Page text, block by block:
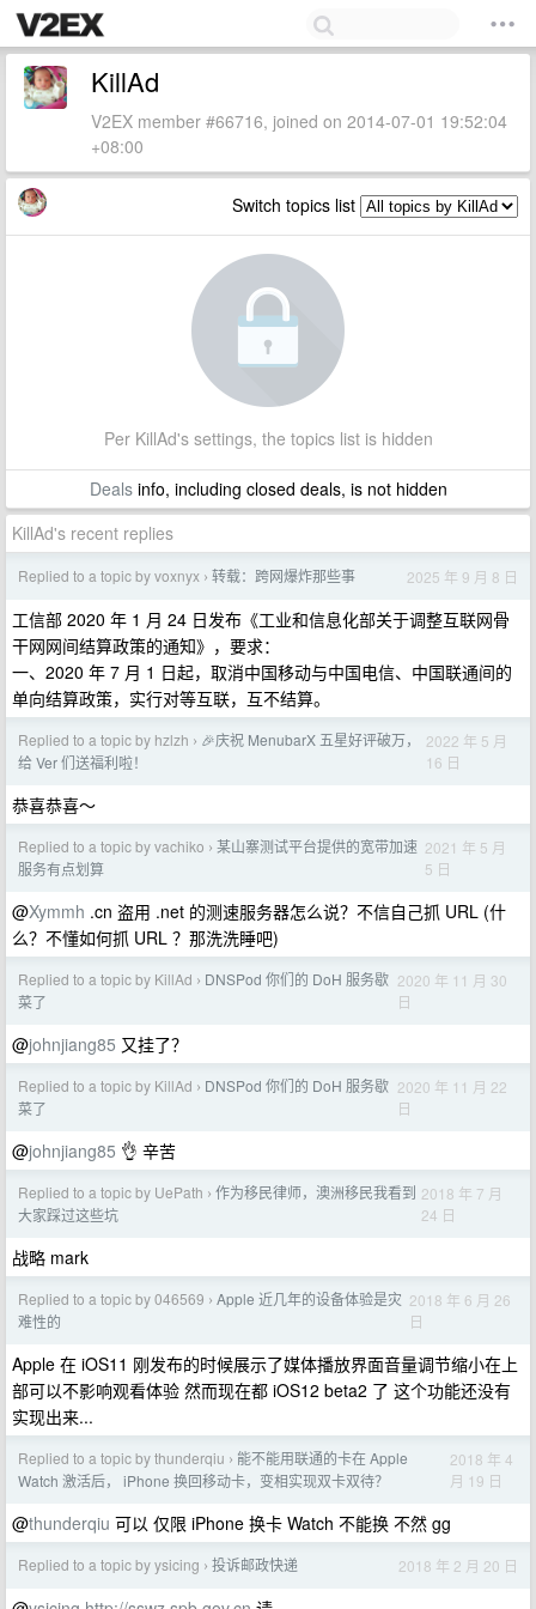
KillAd
V2EX member #66716, joined on 2014-07-01 19:52:04
+08:00
Switch topics list
Per KillAd's settings, the topics list is hidden
Dealsinfo, including closed deals, is not hidden
KillAd's recent replies
Replied to a topic by voxnyx › 转载：跨网爆炸那些事 2025 年 9 月 8 日
工信部 2020 年 1 月 24 日发布《工业和信息化部关于调整互联网骨
干网网间结算政策的通知》，要求：
一、2020 年 7 月 1 日起，取消中国移动与中国电信、中国联通间的
单向结算政策，实行对等互联，互不结算。
Replied to a topic by hzlzh › 🎉庆祝 MenubarX 五星好评破万，
给 Ver 们送福利啦！
2022 年 5 月
16 日
恭喜恭喜～
Replied to a topic by vachiko › 某山寨测试平台提供的宽带加速
服务有点划算
2021 年 5 月
5 日
@Xymmh .cn 盗用 .net 的测速服务器怎么说？不信自己抓 URL (什
么？不懂如何抓 URL ？那洗洗睡吧)
Replied to a topic by KillAd › DNSPod 你们的 DoH 服务歇
菜了
2020 年 11 月 30
日
@johnjiang85 又挂了？
Replied to a topic by KillAd › DNSPod 你们的 DoH 服务歇
菜了
2020 年 11 月 22
日
@johnjiang85 👌 辛苦
Replied to a topic by UePath › 作为移民律师，澳洲移民我看到
大家踩过这些坑
2018 年 7 月
24 日
战略 mark
Replied to a topic by 046569 › Apple 近几年的设备体验是灾
难性的
2018 年 6 月 26
日
Apple 在 iOS11 刚发布的时候展示了媒体播放界面音量调节缩小在上
部可以不影响观看体验 然而现在都 iOS12 beta2 了 这个功能还没有
实现出来...
Replied to a topic by thunderqiu › 能不能用联通的卡在 Apple
Watch 激活后， iPhone 换回移动卡，变相实现双卡双待？
2018 年 4
月 19 日
@thunderqiu 可以 仅限 iPhone 换卡 Watch 不能换 不然 gg
Replied to a topic by ysicing › 投诉邮政快递 2018 年 2 月 20 日